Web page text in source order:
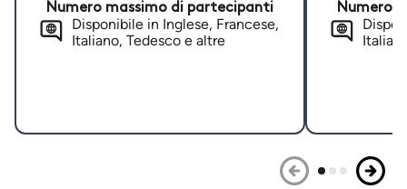
Numero massimo di partecipanti
Disponibile in Inglese, Francese,
Italiano, Tedesco e altre
Numero